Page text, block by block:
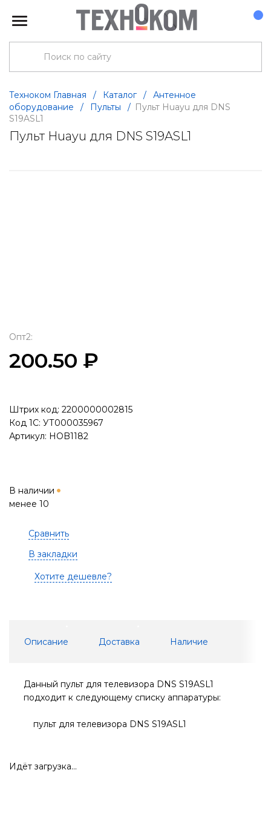
Техноком Главная / Каталог /
Антенное
оборудование
/ Пульты / Пульт Huayu для DNS
S19ASL1
Пульт Huayu для DNS S19ASL1
Опт2:
200.50 ₽
Штрих код: 2200000002815
Код 1С: УТ000035967
Артикул: HOB1182
В наличии
менее 10
Сравнить
В закладки
Хотите дешевле?
Описание Доставка Наличие
Данный пульт для телевизора DNS S19ASL1
подходит к следующему списку аппаратуры:
пульт для телевизора DNS S19ASL1
Идёт загрузка...